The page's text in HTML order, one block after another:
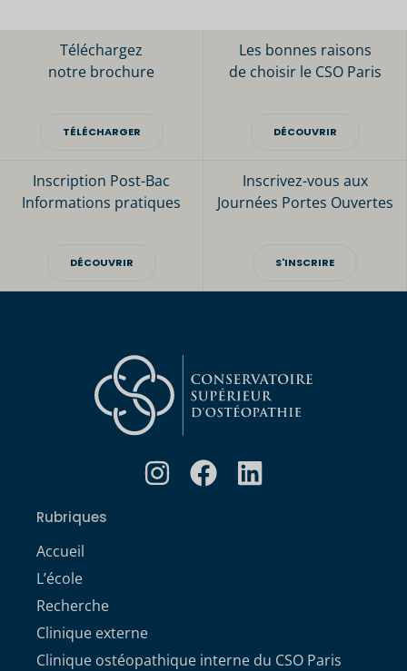
Téléchargez
notre brochure
TÉLÉCHARGER
Les bonnes raisons
de choisir le CSO Paris
DÉCOUVRIR
Inscription Post-Bac
Informations pratiques
DÉCOUVRIR
Inscrivez-vous aux
Journées Portes Ouvertes
S'INSCRIRE
Rubriques
Accueil
L’école
Recherche
Clinique externe
Clinique ostéopathique interne du CSO Paris